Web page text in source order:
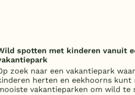
spotten met kinderen vanuit
zoek naar een vakantiepark
herten en eekhoorns kunt
vakantieparken om wild te